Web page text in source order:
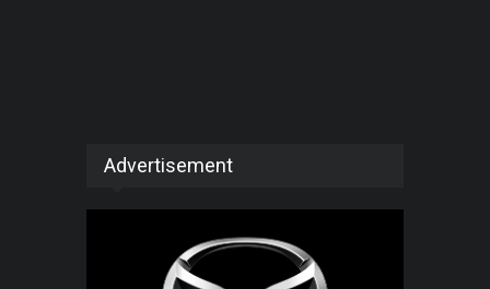
Advertisement